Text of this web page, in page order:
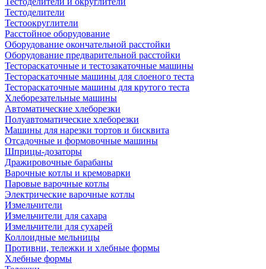
Тестоделители
Тестоокруглители
Расстойное оборудование
Оборудование окончательной расстойки
Оборудование предварительной расстойки
Тестораскаточные и тестозакаточные машины
Тестораскаточные машины для слоеного теста
Тестораскаточные машины для крутого теста
Хлеборезательные машины
Автоматические хлеборезки
Полуавтоматические хлеборезки
Машины для нарезки тортов и бисквита
Отсадочные и формовочные машины
Шприцы-дозаторы
Дражировочные барабаны
Варочные котлы и кремоварки
Паровые варочные котлы
Электрические варочные котлы
Измельчители
Измельчители для сахара
Измельчители для сухарей
Коллоидные мельницы
Противни, тележки и хлебные формы
Хлебные формы